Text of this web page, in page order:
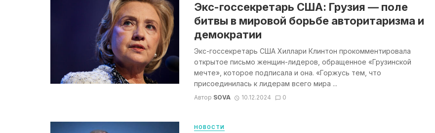
Экс-госсекретарь США: Грузия — поле
битвы в мировой борьбе авторитаризма и
демократии
Экс-госсекретарь США Хиллари Клинтон прокомментировала
открытое письмо женщин-лидеров, обращенное «Грузинской
мечте», которое подписала и она. «Горжусь тем, что
присоединилась к лидерам всего мира ...
Автор SOVA 10.12.2024 0
НОВОСТИ